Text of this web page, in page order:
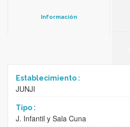
Información
Establecimiento :
JUNJI
Tipo :
J. Infantil y Sala Cuna